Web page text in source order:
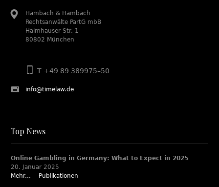
Hambach & Hambach
Rechtsanwälte PartG mbB
Haimhauser Str. 1
80802 München
T +49 89 389975–50
info@timelaw.de
Top News
Online Gambling in Germany: What to Expect in 2025
20. Januar 2025
Mehr...
Publikationen